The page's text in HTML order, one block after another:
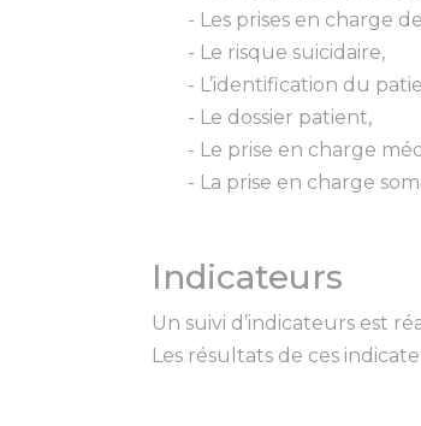
- Les prises en charge
- Le risque suicidaire,
- L’identification du
- Le dossier patient,
- Le prise en charge
- La prise en charge
Indicateurs
Un suivi d’indicateurs est
Les résultats de ces